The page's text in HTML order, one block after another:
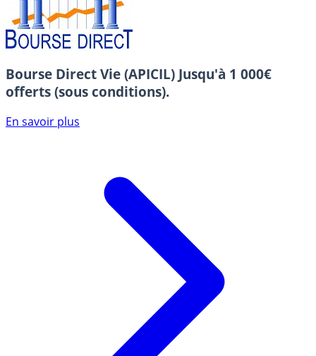
Bourse Direct Vie (APICIL) Jusqu'à 1 000€
offerts (sous conditions).
En savoir plus